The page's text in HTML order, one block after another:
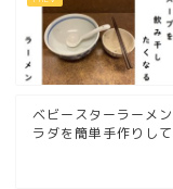
ベビースターラーメ
ラダを簡単手作りし